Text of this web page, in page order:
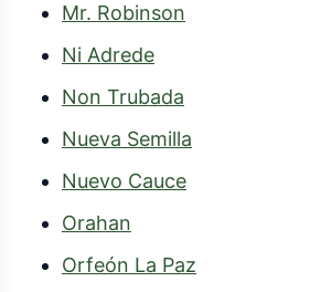
Mr. Robinson
Ni Adrede
Non Trubada
Nueva Semilla
Nuevo Cauce
Orahan
Orfeón La Paz